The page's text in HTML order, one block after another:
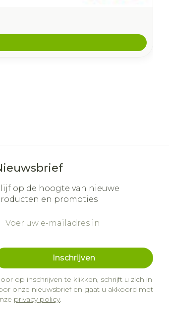
op de hoogte van nieuwe
en promoties
Inschrijven
op inschrijven te klikken, schrijft u zich in
onze nieuwsbrief en gaat u akkoord met
privacy policy.